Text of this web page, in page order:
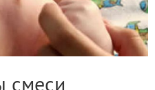
смеси